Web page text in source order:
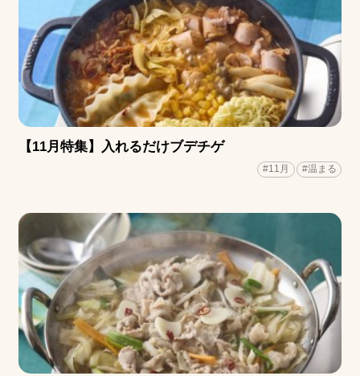
【11月特集】入れるだけブデチゲ
#11月 #温まる